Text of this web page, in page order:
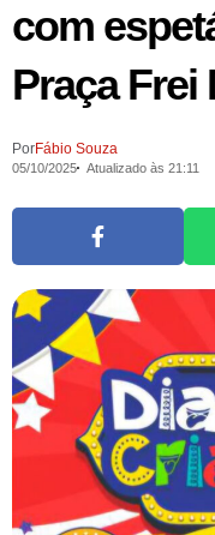
com
Praça Frei
PorFábio Souza
05/10/2025 Atualizado às 21:11